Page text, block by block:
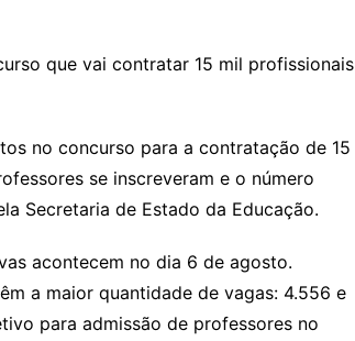
que vai contratar 15 mil profissionais
no concurso para a contratação de 15
se inscreveram e o número
Secretaria de Estado da Educação.
acontecem no dia 6 de agosto.
a maior quantidade de vagas: 4.556 e
para admissão de professores no